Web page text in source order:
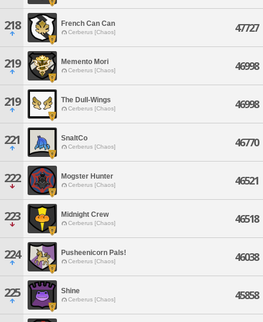
218 French Can Can
Cerberus [Chaos] 47727
219 Memento Mori
Cerberus [Chaos] 46998
219 The Dull-Wings
Cerberus [Chaos] 46998
221 SnaltCo
Cerberus [Chaos] 46770
222 Mogster Hunter
Cerberus [Chaos] 46521
223 Midnight Crew
Cerberus [Chaos] 46518
224 Pusheenicorn Pals!
Cerberus [Chaos] 46038
225 Shine
Cerberus [Chaos] 45858